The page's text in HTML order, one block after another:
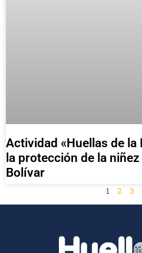
Actividad «Huellas de
la protección de la
Bolívar
1 2 3